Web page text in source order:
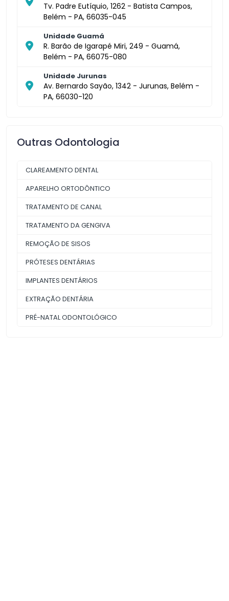
Tv. Padre Eutíquio, 1262 - Batista Campos,
Belém - PA, 66035-045
Unidade Guamá
R. Barão de Igarapé Miri, 249 - Guamá,
Belém - PA, 66075-080
Unidade Jurunas
Av. Bernardo Sayão, 1342 - Jurunas, Belém -
PA, 66030-120
Outras Odontologia
CLAREAMENTO DENTAL
APARELHO ORTODÔNTICO
TRATAMENTO DE CANAL
TRATAMENTO DA GENGIVA
REMOÇÃO DE SISOS
PRÓTESES DENTÁRIAS
IMPLANTES DENTÁRIOS
EXTRAÇÃO DENTÁRIA
PRÉ-NATAL ODONTOLÓGICO